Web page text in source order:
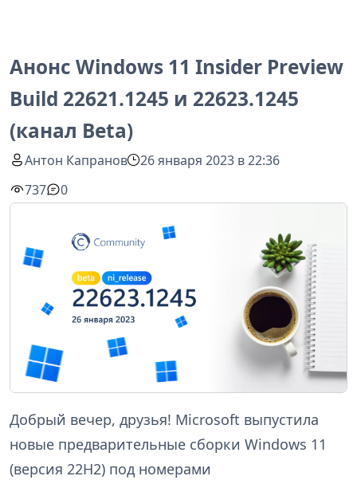
Анонс Windows 11 Insider Preview
Build 22621.1245 и 22623.1245
(канал Beta)
Антон Капранов
26 января 2023 в 22:36
737
0
Добрый вечер, друзья! Microsoft выпустила
новые предварительные сборки Windows 11
(версия 22H2) под номерами